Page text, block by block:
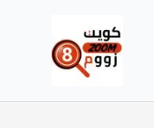
المحتوى